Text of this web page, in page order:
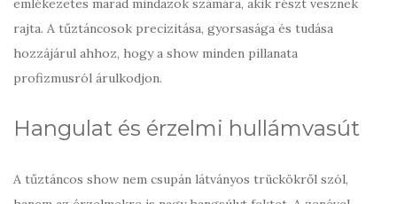
emlékezetes marad mindazok számára, akik részt vesznek
rajta. A tűztáncosok precizitása, gyorsasága és tudása
hozzájárul ahhoz, hogy a show minden pillanata
profizmusról árulkodjon.
Hangulat és érzelmi hullámvasút
A tűztáncos show nem csupán látványos trückökről szól,